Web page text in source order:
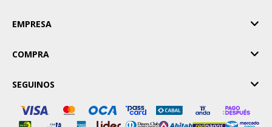
EMPRESA
COMPRA
SEGUINOS